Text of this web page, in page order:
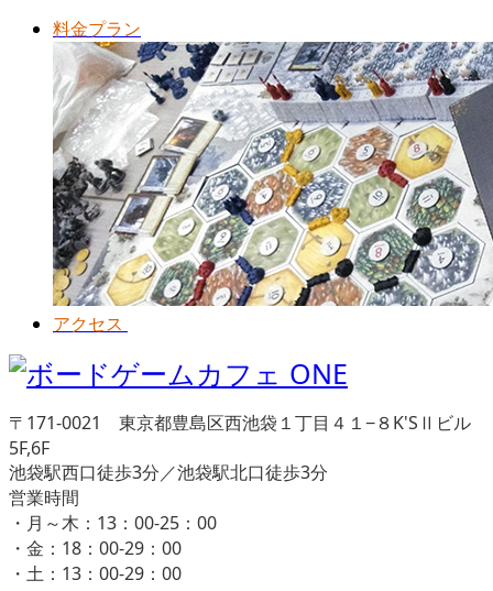
料金プラン
アクセス
〒171-0021 東京都豊島区西池袋１丁目４１−８K'SⅡビル
5F,6F
池袋駅西口徒歩3分／池袋駅北口徒歩3分
営業時間
・月～木：13：00-25：00
・金：18：00-29：00
・土：13：00-29：00